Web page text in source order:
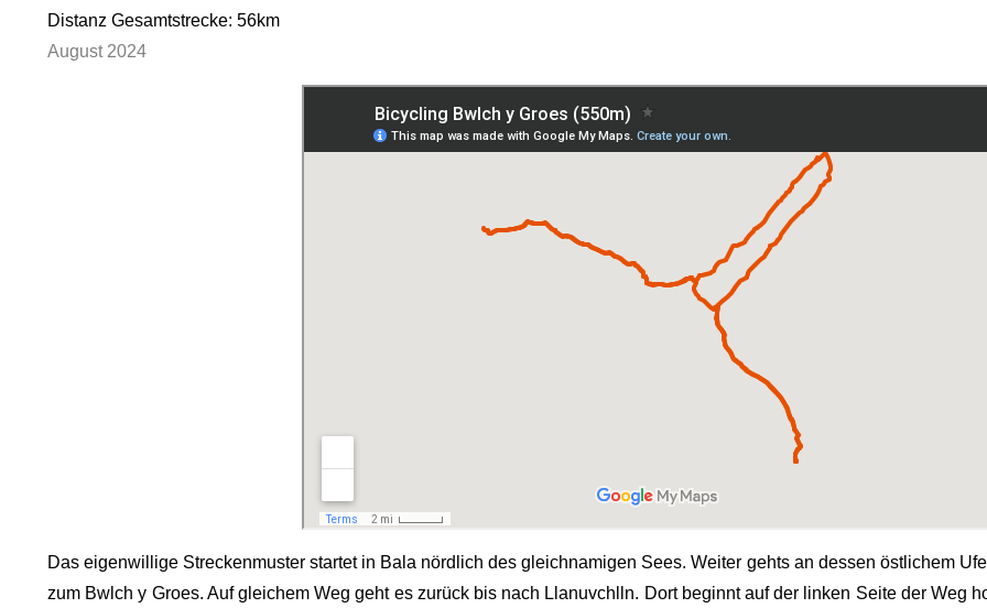
Distanz Gesamtstrecke: 56km
August 2024
Das eigenwillige Streckenmuster startet in Bala nördlich des gleichnamigen Sees. Weiter gehts an dessen östlichem
zum Bwlch y Groes. Auf gleichem Weg geht es zurück bis nach Llanuvchlln. Dort beginnt auf der linken Seite der Weg